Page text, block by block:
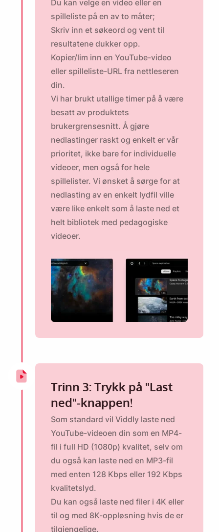
Du kan velge en video eller en
spilleliste på en av to måter;
Skriv inn et søkeord og vent til
resultatene dukker opp.
Kopier/lim inn en YouTube-video
eller spilleliste-URL fra nettleseren
din.
Vi har brukt utallige timer på å være
besatt av produktets
brukergrensesnitt. Å gjøre
nedlastinger raskt og enkelt er vår
prioritet, ikke bare for individuelle
videoer, men også for hele
spillelister. Vi ønsket å sørge for at
nedlasting av en enkelt lydfil ville
være like enkelt som å laste ned et
helt bibliotek med pedagogiske
videoer.
Trinn 3: Trykk på "Last
ned"-knappen!
Som standard vil Viddly laste ned
YouTube-videoen din som en MP4-
fil i full HD (1080p) kvalitet, selv om
du også kan laste ned en MP3-fil
med enten 128 Kbps eller 192 Kbps
kvalitetslyd.
Du kan også laste ned filer i 4K eller
til og med 8K-oppløsning hvis de er
tilgjengelige.